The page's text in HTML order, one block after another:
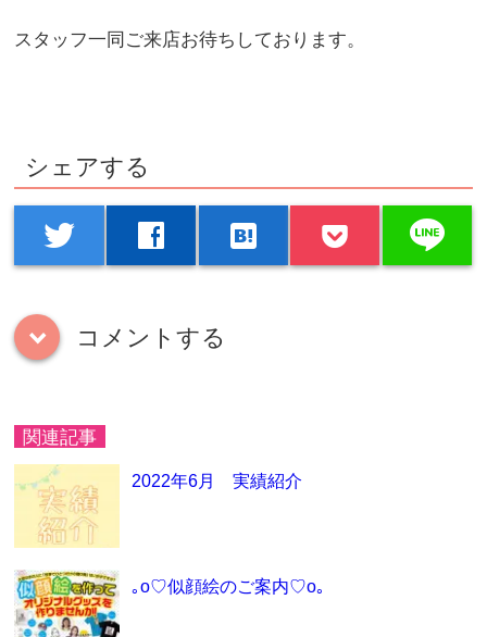
スタッフ一同ご来店お待ちしております。
シェアする
twitter facebook hatenabookmark line
down コメントする
関連記事
2022年6月 実績紹介
｡o♡似顔絵のご案内♡o｡